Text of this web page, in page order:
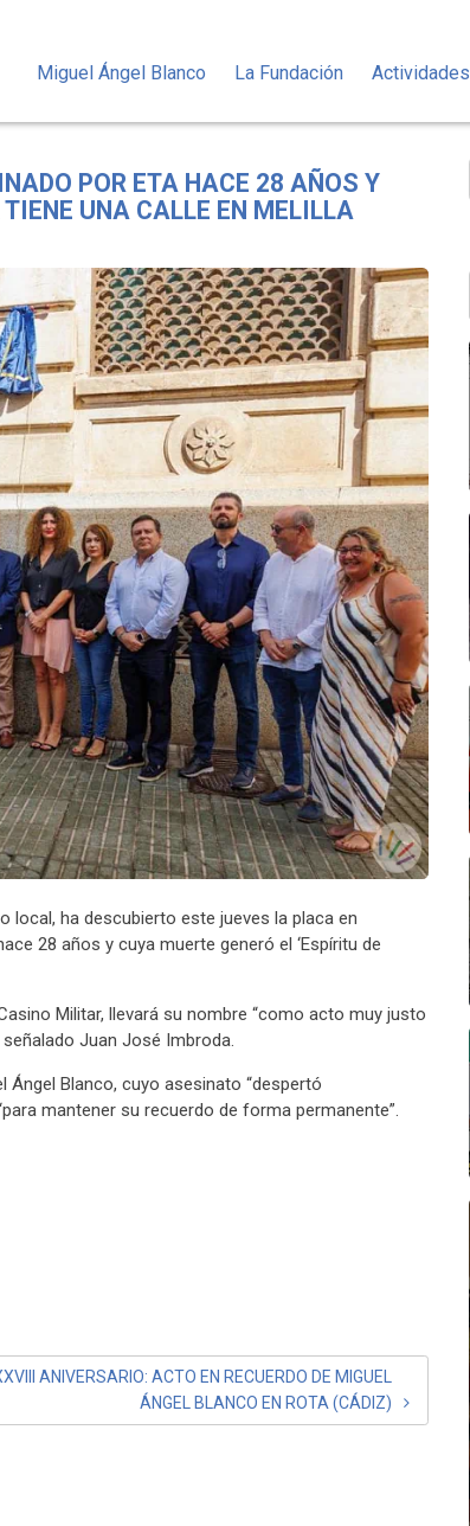
Miguel Ángel Blanco La Fundación Actividades
POR ETA HACE 28 AÑOS Y
TIENE UNA CALLE EN MELILLA
local, ha descubierto este jueves la placa en
28 años y cuya muerte generó el ‘Espíritu de
Militar, llevará su nombre “como acto muy justo
Juan José Imbroda.
Ángel Blanco, cuyo asesinato “despertó
mantener su recuerdo de forma permanente”.
ANIVERSARIO: ACTO EN RECUERDO DE MIGUEL
ÁNGEL BLANCO EN ROTA (CÁDIZ)